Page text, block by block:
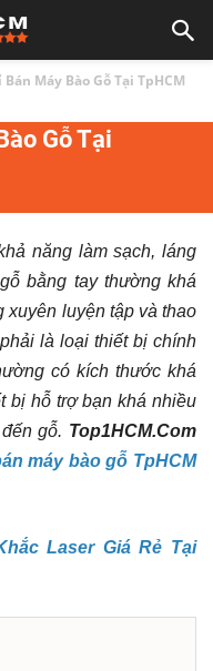
Máy Bào Gỗ Tại TpHCM
Gỗ Tại
năng làm sạch, láng
bằng tay thường khá
xuyên luyện tập và thao
là loại thiết bị chính
có kích thước khá
bị hỗ trợ bạn khá nhiều
gỗ. Top1HCM.Com
máy bào gỗ TpHCM
Laser Giá Rẻ Tại